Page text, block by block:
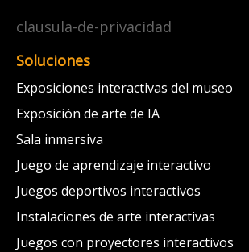
clausula-de-privacidad
Soluciones
Exposiciones interactivas del museo
Exposición de arte de IA
Sala inmersiva
Juego de aprendizaje interactivo
Juegos deportivos interactivos
Instalaciones de arte interactivas
Juegos con proyectores interactivos